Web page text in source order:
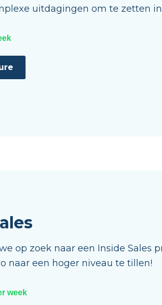
uitdagingen om te zetten
op zoek naar een Inside Sales
naar een hoger niveau te tillen!
week